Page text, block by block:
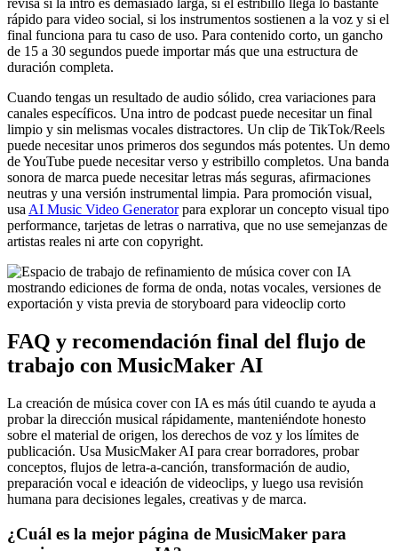
revisa si la intro es demasiado larga, si el estribillo llega lo bastante
rápido para video social, si los instrumentos sostienen a la voz y si el
final funciona para tu caso de uso. Para contenido corto, un gancho
de 15 a 30 segundos puede importar más que una estructura de
duración completa.
Cuando tengas un resultado de audio sólido, crea variaciones para
canales específicos. Una intro de podcast puede necesitar un final
limpio y sin melismas vocales distractores. Un clip de TikTok/Reels
puede necesitar unos primeros dos segundos más potentes. Un demo
de YouTube puede necesitar verso y estribillo completos. Una banda
sonora de marca puede necesitar letras más seguras, afirmaciones
neutras y una versión instrumental limpia. Para promoción visual,
usa AI Music Video Generatorpara explorar un concepto visual tipo
performance, tarjetas de letras o narrativa, que no use semejanzas de
artistas reales ni arte con copyright.
FAQ y recomendación final del flujo de
trabajo con MusicMaker AI
La creación de música cover con IA es más útil cuando te ayuda a
probar la dirección musical rápidamente, manteniéndote honesto
sobre el material de origen, los derechos de voz y los límites de
publicación. Usa MusicMaker AI para crear borradores, probar
conceptos, flujos de letra-a-canción, transformación de audio,
preparación vocal e ideación de videoclips, y luego usa revisión
humana para decisiones legales, creativas y de marca.
¿Cuál es la mejor página de MusicMaker para